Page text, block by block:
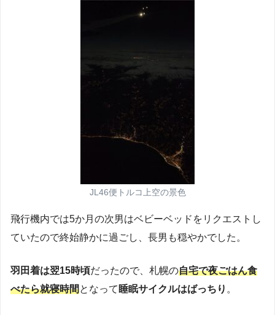
JL46便トルコ上空の景色
飛行機内では5か月の次男はベビーベッドをリクエストし
ていたので終始静かに過ごし、長男も穏やかでした。
羽田着は翌15時頃だったので、札幌の自宅で夜ごはん食
べたら就寝時間となって 睡眠サイクルはばっちり 。